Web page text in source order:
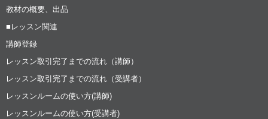
教材の概要、出品
■レッスン関連
講師登録
レッスン取引完了までの流れ（講師）
レッスン取引完了までの流れ（受講者）
レッスンルームの使い方(講師)
レッスンルームの使い方(受講者)